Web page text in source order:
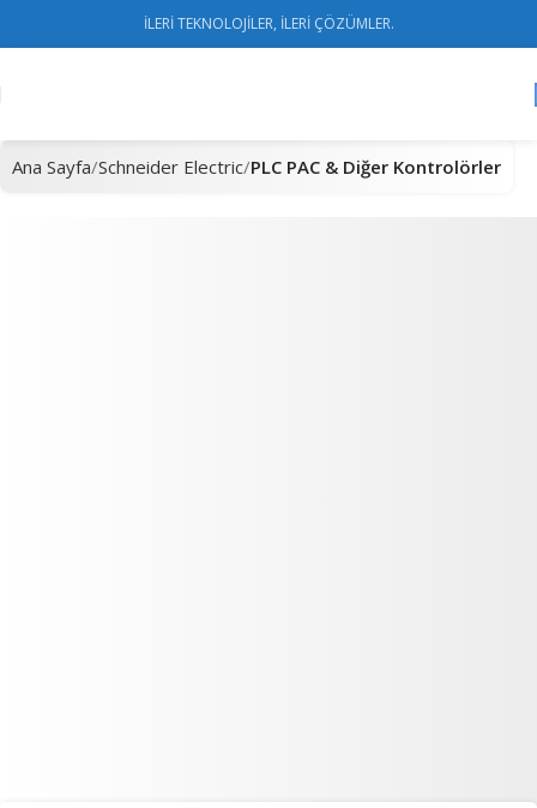
İLERİ TEKNOLOJİLER, İLERİ ÇÖZÜMLER.
Ana Sayfa Schneider Electric PLC PAC & Diğer Kontrolörler